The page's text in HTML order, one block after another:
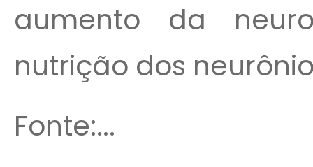
aumento da
nutrição dos
Fonte:...